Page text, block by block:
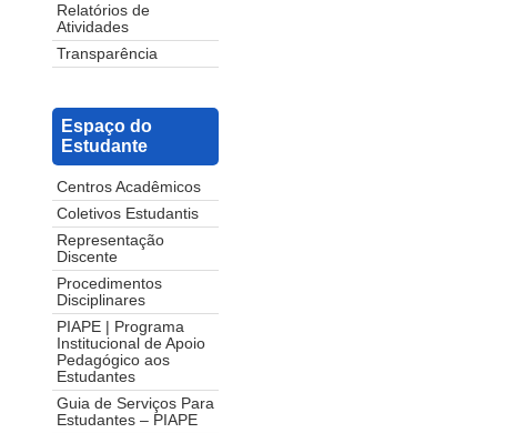
Relatórios de
Atividades
Transparência
Espaço do
Estudante
Centros Acadêmicos
Coletivos Estudantis
Representação
Discente
Procedimentos
Disciplinares
PIAPE | Programa
Institucional de Apoio
Pedagógico aos
Estudantes
Guia de Serviços Para
Estudantes – PIAPE